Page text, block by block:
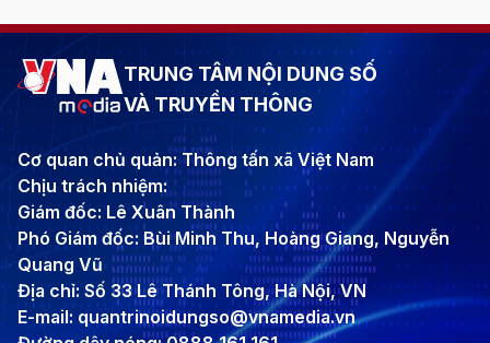
TRUNG TÂM NỘI DUNG SỐ
VÀ TRUYỀN THÔNG
Cơ quan chủ quản: Thông tấn xã Việt Nam
Chịu trách nhiệm:
Giám đốc: Lê Xuân Thành
Phó Giám đốc: Bùi Minh Thu, Hoàng Giang, Nguyễn
Quang Vũ
Địa chỉ: Số 33 Lê Thánh Tông, Hà Nội, VN
E-mail: quantrinoidungso@vnamedia.vn